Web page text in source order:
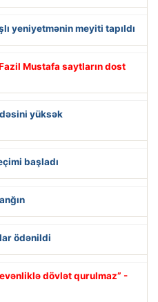
yeniyetmənin meyiti tapıldı
Mustafa saytların dost
yüksək
başladı
ödənildi
dövlət qurulmaz” -